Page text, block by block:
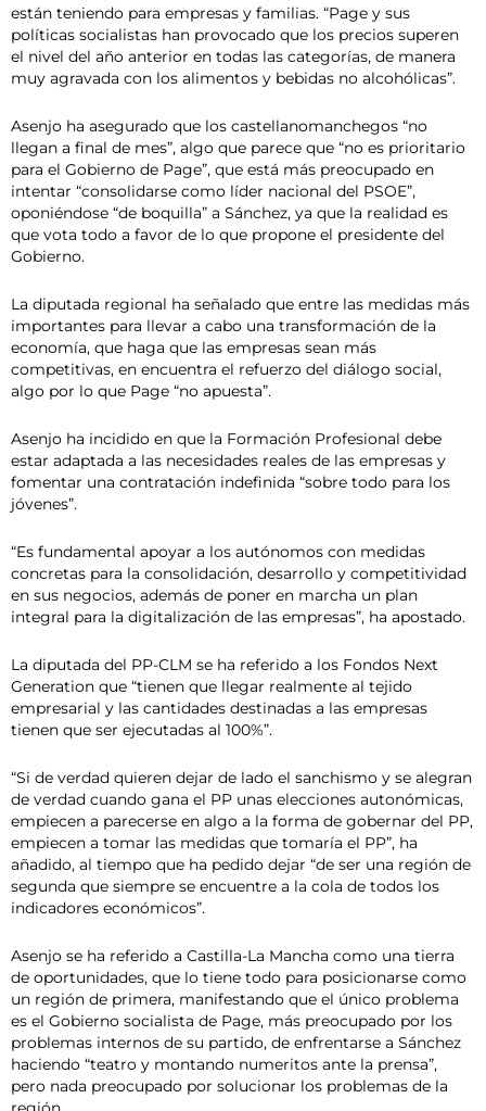
están teniendo para empresas y familias. “Page y sus
políticas socialistas han provocado que los precios superen
el nivel del año anterior en todas las categorías, de manera
muy agravada con los alimentos y bebidas no alcohólicas”.
Asenjo ha asegurado que los castellanomanchegos “no
llegan a final de mes”, algo que parece que “no es prioritario
para el Gobierno de Page”, que está más preocupado en
intentar “consolidarse como líder nacional del PSOE”,
oponiéndose “de boquilla” a Sánchez, ya que la realidad es
que vota todo a favor de lo que propone el presidente del
Gobierno.
La diputada regional ha señalado que entre las medidas más
importantes para llevar a cabo una transformación de la
economía, que haga que las empresas sean más
competitivas, en encuentra el refuerzo del diálogo social,
algo por lo que Page “no apuesta”.
Asenjo ha incidido en que la Formación Profesional debe
estar adaptada a las necesidades reales de las empresas y
fomentar una contratación indefinida “sobre todo para los
jóvenes”.
“Es fundamental apoyar a los autónomos con medidas
concretas para la consolidación, desarrollo y competitividad
en sus negocios, además de poner en marcha un plan
integral para la digitalización de las empresas”, ha apostado.
La diputada del PP-CLM se ha referido a los Fondos Next
Generation que “tienen que llegar realmente al tejido
empresarial y las cantidades destinadas a las empresas
tienen que ser ejecutadas al 100%”.
“Si de verdad quieren dejar de lado el sanchismo y se alegran
de verdad cuando gana el PP unas elecciones autonómicas,
empiecen a parecerse en algo a la forma de gobernar del PP,
empiecen a tomar las medidas que tomaría el PP”, ha
añadido, al tiempo que ha pedido dejar “de ser una región de
segunda que siempre se encuentre a la cola de todos los
indicadores económicos”.
Asenjo se ha referido a Castilla-La Mancha como una tierra
de oportunidades, que lo tiene todo para posicionarse como
un región de primera, manifestando que el único problema
es el Gobierno socialista de Page, más preocupado por los
problemas internos de su partido, de enfrentarse a Sánchez
haciendo “teatro y montando numeritos ante la prensa”,
pero nada preocupado por solucionar los problemas de la
región.